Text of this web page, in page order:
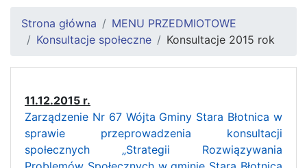
Strona główna
MENU PRZEDMIOTOWE
Konsultacje społeczne
Konsultacje 2015 rok
11.12.2015 r.
Zarządzenie Nr 67 Wójta Gminy Stara Błotnica w
sprawie przeprowadzenia konsultacji
społecznych „Strategii Rozwiązywania